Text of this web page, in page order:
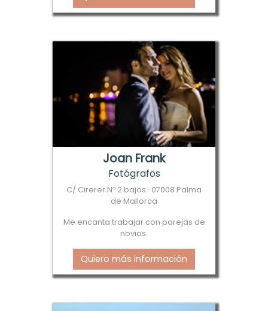
Joan Frank
Fotógrafos
C/ Cirerer Nº 2 bajos · 07008 Palma
de Mallorca
Me encanta trabajar con parejas de
novios.
Quiero más información